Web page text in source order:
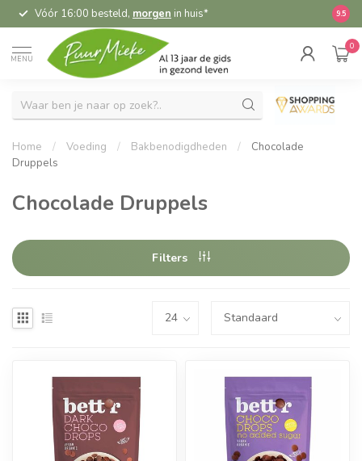
Vóór 16:00 besteld, morgen in huis* 9.5
MENU
0
Home / Voeding / Bakbenodigdheden /
Chocolade
Druppels
Chocolade Druppels
Filters